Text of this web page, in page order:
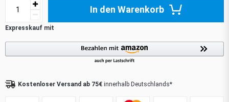
In den Warenkorb
Kostenloser Versand ab 75€ innerhalb Deutschlands*